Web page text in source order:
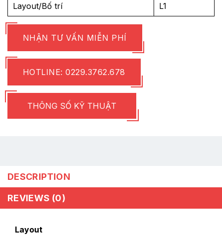
Layout/Bố trí L1
NHẬN TƯ VẤN MIỄN PHÍ
HOTLINE: 0229.3762.678
THÔNG SỐ KỸ THUẬT
DESCRIPTION
REVIEWS (0)
Layout